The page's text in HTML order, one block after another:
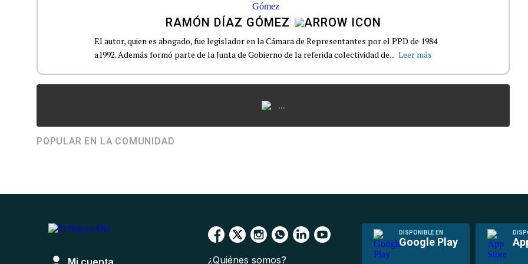
RAMÓN DÍAZ GÓMEZ
El autor, quien es abogado, fue legislador en la Cámara de Representantes por el PPD de 1984
a1992. Además formó parte de la Junta de Gobierno de la referida colectividad de... Leer más
...
POPULAR EN LA COMUNIDAD
DISPONIBLE EN
Google Play
Mi cuenta ¿Quiénes somos?